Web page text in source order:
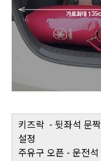
키즈락 - 뒷좌석 문
설정
주유구 오픈 - 운전석